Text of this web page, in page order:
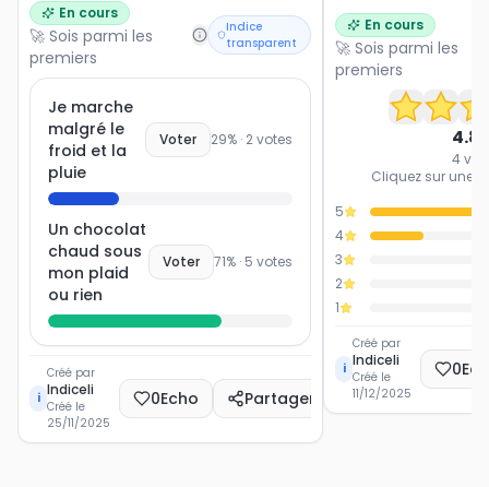
En cours
🚀 Sois parmi les
premiers
Indice
transparent
Je marche
malgré le
froid et la
pluie
Voter 29% · 2votes
Un chocolat
chaud sous
mon plaid
ou rien
Voter 71% · 5 votes
i
Créé par
Indiceli
Créé le
25/11/2025
0Echo Partager
En cours
🚀 Sois parmi les
premiers
4.8
4
Cliquez sur une
5
4
3
2
1
i
Créé par
Indiceli
Créé le
11/12/2025
0